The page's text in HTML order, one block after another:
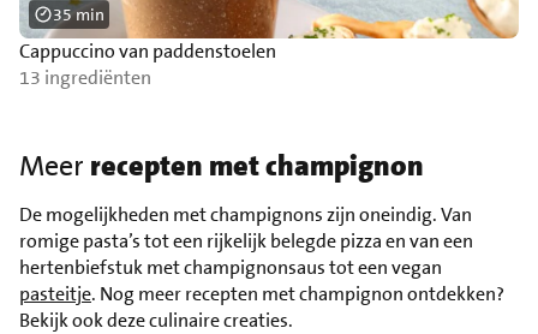
Cappuccino van paddenstoelen
13 ingrediënten
35 min
Meer recepten met champignon
De mogelijkheden met champignons zijn oneindig. Van
romige pasta’s tot een rijkelijk belegde pizza en van een
hertenbiefstuk met champignonsaus tot een vegan
pasteitje. Nog meer recepten met champignon ontdekken?
Bekijk ook deze culinaire creaties.